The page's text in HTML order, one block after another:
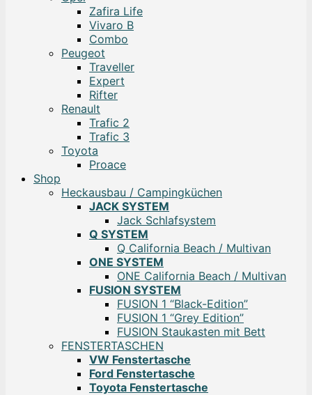
Zafira Life
Vivaro B
Combo
Peugeot
Traveller
Expert
Rifter
Renault
Trafic 2
Trafic 3
Toyota
Proace
Shop
Heckausbau / Campingküchen
JACK SYSTEM
Jack Schlafsystem
Q SYSTEM
Q California Beach / Multivan
ONE SYSTEM
ONE California Beach / Multivan
FUSION SYSTEM
FUSION 1 “Black-Edition”
FUSION 1 “Grey Edition”
FUSION Staukasten mit Bett
FENSTERTASCHEN
VW Fenstertasche
Ford Fenstertasche
Toyota Fenstertasche